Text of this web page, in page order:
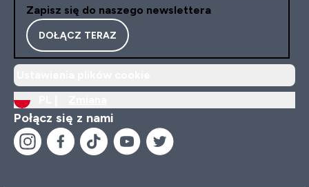
Zapisz się do naszego newslettera
DOŁĄCZ TERAZ
Połącz się z nami